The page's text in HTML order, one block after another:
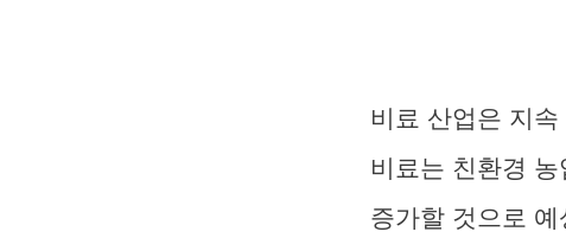
비료 산업은 지
비료는 친환경
증가할 것으로